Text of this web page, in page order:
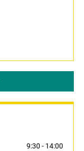
9:30 - 14:00